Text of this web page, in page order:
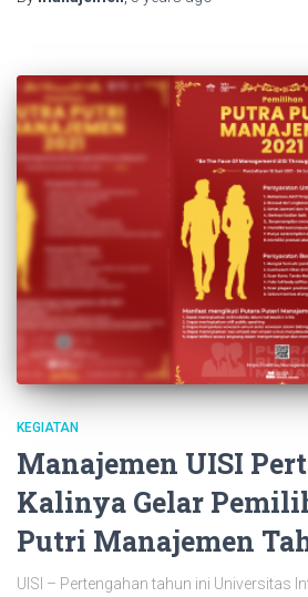
KEGIATAN
Manajemen UISI
Kalinya Gelar
Putri Manajemen
UISI – Pertengahan tahun ini Universitas